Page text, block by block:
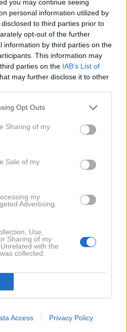
you may continue seeing
personal information utilized by
to third parties prior to
opt-out of the further
information by third parties on the
This information may
parties on the IAB’s List of
may further disclose it to other
Opt Outs
Sharing of my
Sale of my
my
Advertising.
Use,
Sharing of my
with the
collected.
Access Privacy Policy
žensko moč, pa tudi
o mačkah pogosto sprožijo
tista prikrita področja
čudež in ko
črna kaže na skrite
na pomembnost moči volje,
po udobju in varnosti v
in stoične moči. Če v sanjah
ideje okolici najprej
Če vas medved lovi, to
pomembnemu vprašanju in
Če medved stoji, je to znak,
bariere ali če je